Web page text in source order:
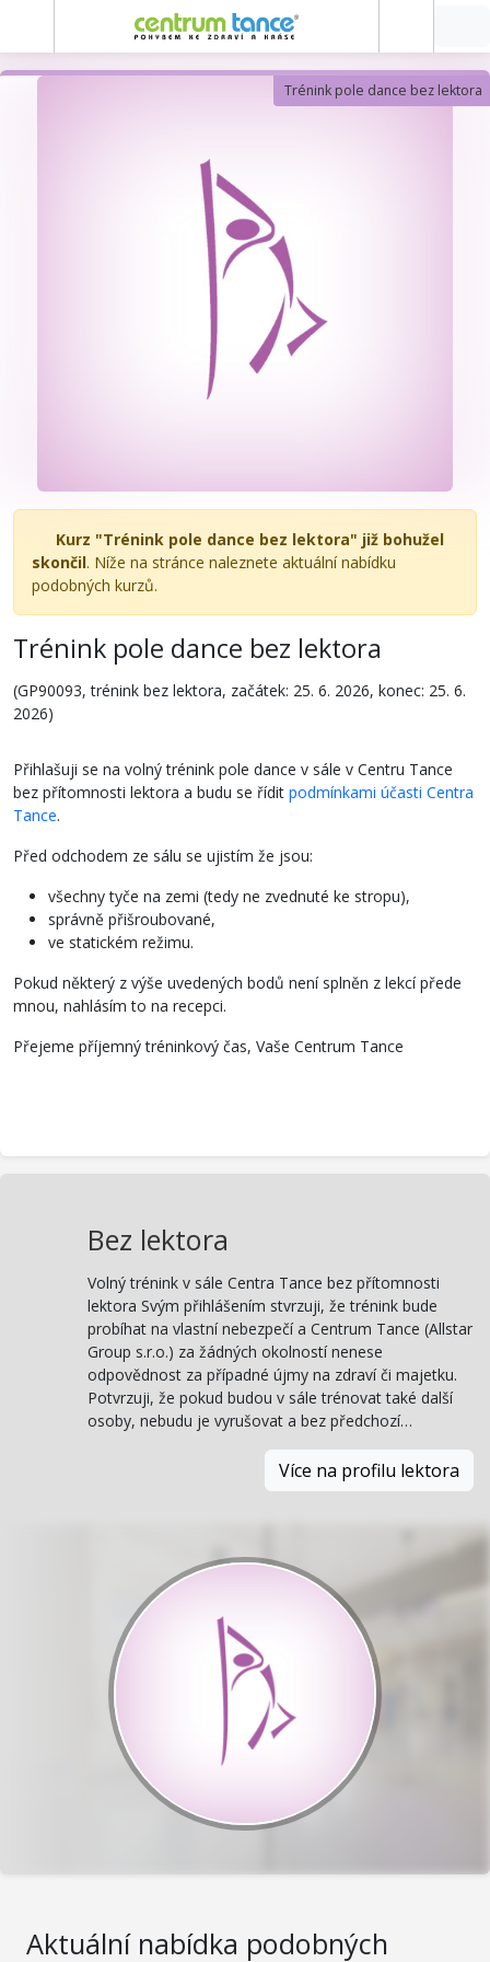
Trénink pole dance bez lektora
Kurz "Trénink pole dance bez lektora" již bohužel
skončil. Níže na stránce naleznete aktuální nabídku
podobných kurzů.
Trénink pole dance bez lektora
(GP90093, trénink bez lektora, začátek: 25. 6. 2026, konec: 25. 6.
2026)
Přihlašuji se na volný trénink pole dance v sále v Centru Tance
bez přítomnosti lektora a budu se řídit podmínkami účasti Centra
Tance.
Před odchodem ze sálu se ujistím že jsou:
všechny tyče na zemi (tedy ne zvednuté ke stropu),
správně přišroubované,
ve statickém režimu.
Pokud některý z výše uvedených bodů není splněn z lekcí přede
mnou, nahlásím to na recepci.
Přejeme příjemný tréninkový čas, Vaše Centrum Tance
Bez lektora
Volný trénink v sále Centra Tance bez přítomnosti
lektora Svým přihlášením stvrzuji, že trénink bude
probíhat na vlastní nebezpečí a Centrum Tance (Allstar
Group s.r.o.) za žádných okolností nenese
odpovědnost za případné újmy na zdraví či majetku.
Potvrzuji, že pokud budou v sále trénovat také další
osoby, nebudu je vyrušovat a bez předchozí…
Více na profilu lektora
Aktuální nabídka podobných